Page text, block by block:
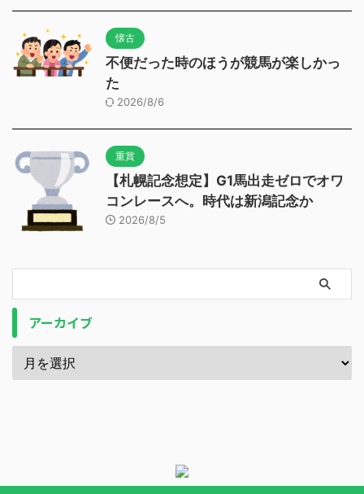
懐古
不便だった時のほうが競馬が楽しかっ
た
2026/8/6
重賞
【札幌記念想定】G1馬出走ゼロでオワ
コンレースへ。時代は新潟記念か
2026/8/5
アーカイブ